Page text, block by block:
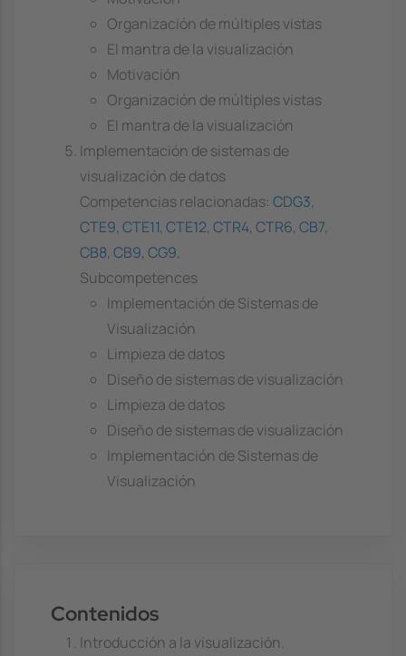
Organización de múltiples vistas
El mantra de la visualización
Motivación
Organización de múltiples vistas
El mantra de la visualización
Implementación de sistemas de
visualización de datos
Competencias relacionadas: CDG3,
CTE9, CTE11, CTE12, CTR4, CTR6, CB7,
CB8, CB9, CG9,
Subcompetences
Implementación de Sistemas de
Visualización
Limpieza de datos
Diseño de sistemas de visualización
Limpieza de datos
Diseño de sistemas de visualización
Implementación de Sistemas de
Visualización
Contenidos
Introducción a la visualización.